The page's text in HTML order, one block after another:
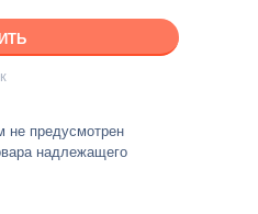
не предусмотрен
надлежащего